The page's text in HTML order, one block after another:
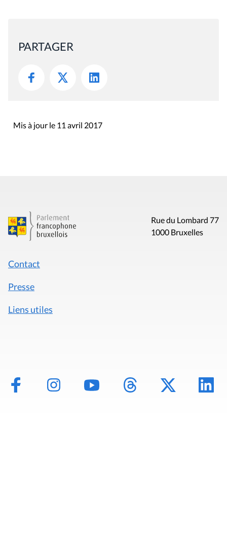
PARTAGER
Mis à jour le 11 avril 2017
Rue du Lombard 77
1000 Bruxelles
Contact
Presse
Liens utiles